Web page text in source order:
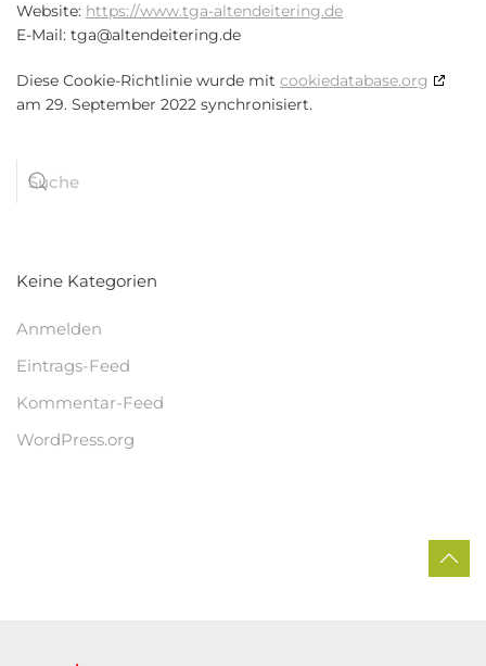
Website: https://www.tga-altendeitering.de
E-Mail: tga@altendeitering.de
Diese Cookie-Richtlinie wurde mit cookiedatabase.org
am 29. September 2022 synchronisiert.
Keine Kategorien
Anmelden
Eintrags-Feed
Kommentar-Feed
WordPress.org